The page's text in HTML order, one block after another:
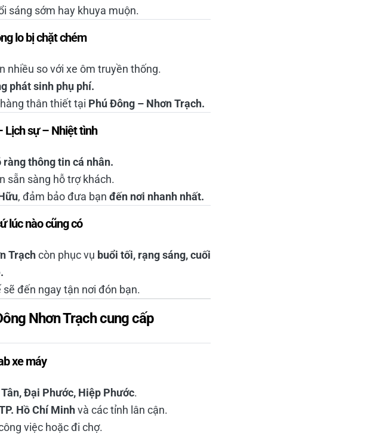
sáng sớm hay khuya muộn.
lo bị chặt chém
nhiều so với xe ôm truyền thống.
phát sinh phụ phí.
thân thiết tại Phú Đông – Nhơn Trạch.
Lịch sự – Nhiệt tình
ràng thông tin cá nhân.
sẵn sàng hỗ trợ khách.
, đảm bảo đưa bạn đến nơi nhanh nhất.
lúc nào cũng có
Trạchcòn phục vụ buổi tối, rạng sáng, cuối
sẽ đến ngay tận nơi đón bạn.
Nhơn Trạch cung cấp
xe máy
Đại Phước, Hiệp Phước.
Hồ Chí Minhvà các tỉnh lân cận.
việc hoặc đi chợ.